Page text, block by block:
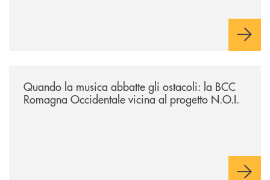
Quando la musica abbatte gli ostacoli: la BCC
Romagna Occidentale vicina al progetto N.O.I.